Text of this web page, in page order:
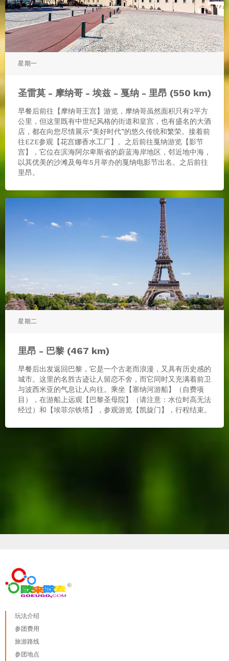
星期一
圣雷莫 - 摩纳哥 - 埃兹 - 戛纳 - 里昂 (550 km)
早餐后前往【摩纳哥王宫】游览，摩纳哥虽然面积只有2平方
公里，但这里既有中世纪风格的街道和皇宫，也有盛名的大酒
店，都在向您尽情展示“美好时代”的悠久传统和繁荣。接着前
往EZE参观【花宫娜香水工厂】。之后前往戛纳游览【影节
宫】，它位在滨海阿尔卑斯省的蔚蓝海岸地区，邻近地中海，
以其优美的沙滩及每年5月举办的戛纳电影节出名。之后前往
里昂。
星期二
里昂 - 巴黎 (467 km)
早餐后出发返回巴黎，它是一个古老而浪漫，又具有历史感的
城市。这里的名胜古迹让人留恋不舍，而它同时又充满着前卫
与波西米亚的气息让人向往。乘坐【塞纳河游船】（自费项
目），在游船上远观【巴黎圣母院】（请注意：水位时高无法
经过）和【埃菲尔铁塔】，参观游览【凯旋门】，行程结束。
玩法介绍
参团费用
旅游路线
参团地点